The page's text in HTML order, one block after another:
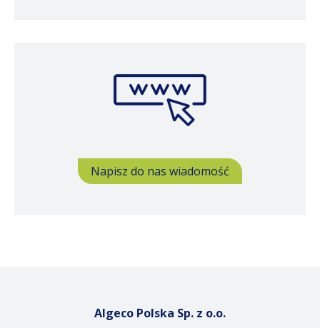
Napisz do nas wiadomość
Algeco Polska Sp. z o.o.